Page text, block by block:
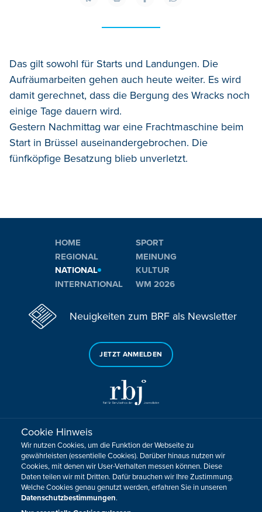
Das gilt sowohl für Starts und Landungen. Die
Aufräumarbeiten gehen auch heute weiter. Es wird
damit gerechnet, dass die Bergung des Wracks noch
einige Tage dauern wird.
Gestern Nachmittag war eine Frachtmaschine beim
Start in Brüssel auseinandergebrochen. Die
fünfköpfige Besatzung blieb unverletzt.
HOME
REGIONAL
NATIONAL
INTERNATIONAL
SPORT
MEINUNG
KULTUR
WM 2026
Neuigkeiten zum BRF als Newsletter
JETZT ANMELDEN
Sie haben noch Fragen oder Anmerkungen?
KONTAKTIEREN SIE UNS!
Impressum Datenschutz Kontakt
Barrierefreiheit
Cookie-Zustimmung anpassen
Cookie Hinweis
Wir nutzen Cookies, um die Funktion der Webseite zu
gewährleisten (essentielle Cookies). Darüber hinaus nutzen wir
Cookies, mit denen wir User-Verhalten messen können. Diese
Daten teilen wir mit Dritten. Dafür brauchen wir Ihre Zustimmung.
Welche Cookies genau genutzt werden, erfahren Sie in unseren
Datenschutzbestimmungen.